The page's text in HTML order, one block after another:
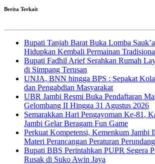
Berita Terkait
Bupati Tanjab Barat Buka Lomba
Hidupkan Kembali Permainan
Bupati Fadhil Arief Serahkan Rumah
di Simpang Terusan
UNJA, BNN hingga BPS : Sepakat
dan Pengabdian Masyarakat
UBR Jambi Resmi Buka Pendaftaran
Gelombang II Hingga 31 Agustus 2026
Semarakkan Hari Pengayoman Ke-81,
Jambi Gelar Beragam Fun Game
Perkuat Kompetensi, Kemenkum Jambi
Materi Perancangan Peraturan
Bupati BBS Perintahkan PUPR Segera
Rusak di Suko Awin Jaya